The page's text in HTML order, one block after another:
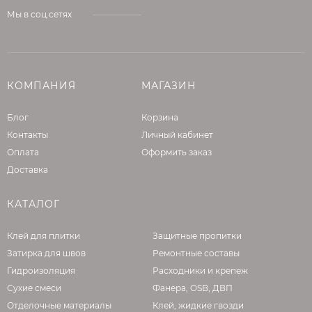
использования как в интерьерах, так и для
повышенной влажности или низких
Мы в соц.сетях
КОМПАНИЯ
Блог
Контакты
Оплата
Доставка
МАГАЗИН
Корзина
Личный кабинет
Оформить заказ
КАТАЛОГ
Клей для плитки
Затирка для швов
Гидроизоляция
Сухие смеси
Отделочные материалы
Защитные пропитки
Ремонтные составы
Расходники и крепеж
Фанера, OSB, ДВП
Клей, жидкие гвозди